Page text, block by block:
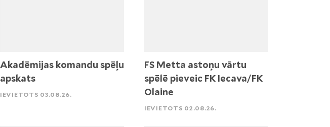
Akadēmijas komandu spēļu
apskats
IEVIETOTS 03.08.26.
FS Metta astoņu vārtu
spēlē pieveic FK Iecava/FK
Olaine
IEVIETOTS 02.08.26.